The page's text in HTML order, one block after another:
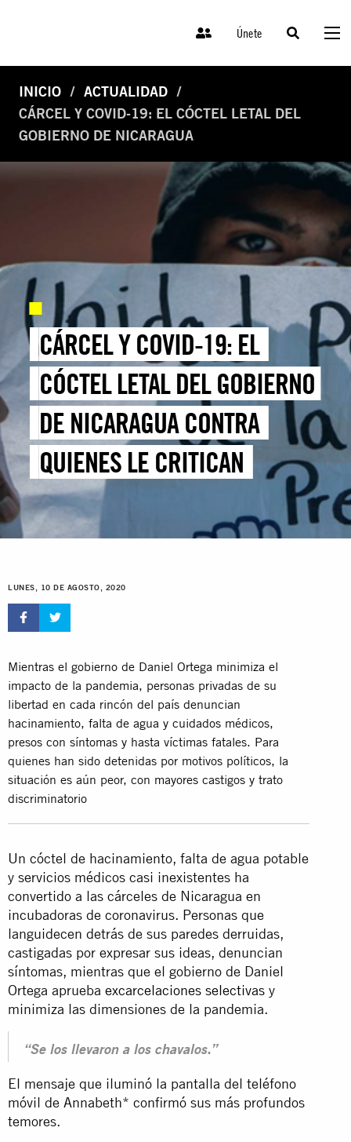
Únete
INICIO
ACTUALIDAD
CÁRCEL Y COVID-19: EL CÓCTEL LETAL DEL
GOBIERNO DE NICARAGUA
CÁRCEL Y COVID-19: EL
CÓCTEL LETAL DEL GOBIERNO
DE NICARAGUA CONTRA
QUIENES LE CRITICAN
LUNES, 10 DE AGOSTO, 2020
Mientras el gobierno de Daniel Ortega minimiza el
impacto de la pandemia, personas privadas de su
libertad en cada rincón del país denuncian
hacinamiento, falta de agua y cuidados médicos,
presos con síntomas y hasta víctimas fatales. Para
quienes han sido detenidas por motivos políticos, la
situación es aún peor, con mayores castigos y trato
discriminatorio
Un cóctel de hacinamiento, falta de agua potable
y servicios médicos casi inexistentes ha
convertido a las cárceles de Nicaragua en
incubadoras de coronavirus. Personas que
languidecen detrás de sus paredes derruidas,
castigadas por expresar sus ideas, denuncian
síntomas, mientras que el gobierno de Daniel
Ortega aprueba excarcelaciones selectivas y
minimiza las dimensiones de la pandemia.
“Se los llevaron a los chavalos.”
El mensaje que iluminó la pantalla del teléfono
móvil de Annabeth* confirmó sus más profundos
temores.